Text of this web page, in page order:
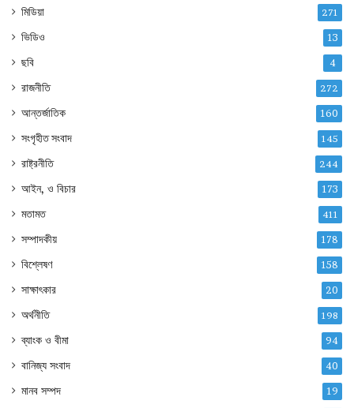
মিডিয়া 271
ভিডিও 13
ছবি 4
রাজনীতি 272
আন্তর্জাতিক 160
সংগৃহীত সংবাদ 145
রাষ্ট্রনীতি 244
আইন, ও বিচার 173
মতামত 411
সম্পাদকীয় 178
বিশ্লেষণ 158
সাক্ষাৎকার 20
অর্থনীতি 198
ব্যাংক ও বীমা 94
বানিজ্য সংবাদ 40
মানব সম্পদ 19